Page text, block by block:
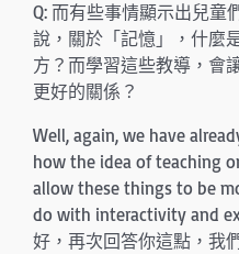
Q: 而有些事情顯示出兒童
說，關於「記憶」，什麼
方？而學習這些教導，會
更好的關係？
Well, again, we have
how the idea of teaching
allow these things to be
do with interactivity and
好，再次回答你這點，我